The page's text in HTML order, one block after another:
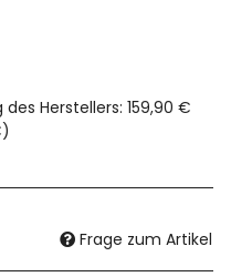
Herstellers: 159,90 €
)
Frage zum Artikel